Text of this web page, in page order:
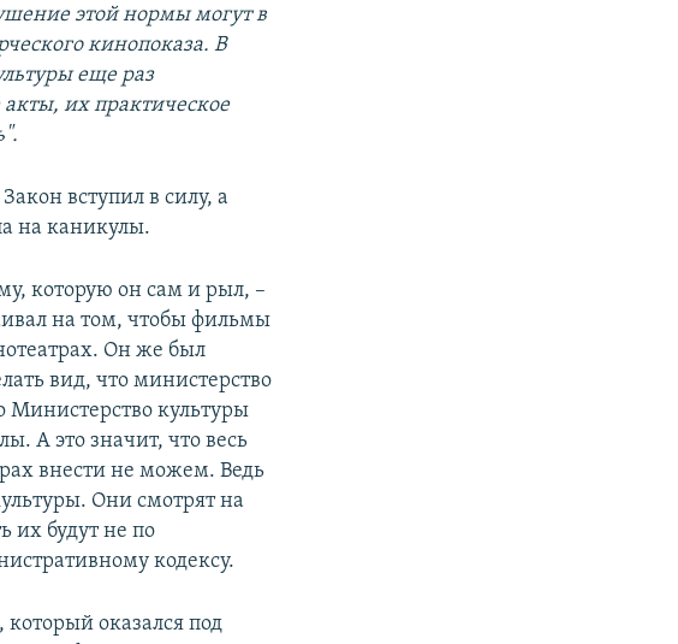
этой нормы могут в
кинопоказа. В
еще раз
их практическое
вступил в силу, а
на каникулы.
которую он сам и рыл, –
на том, чтобы фильмы
Он же был
вид, что министерство
культуры
А это значит, что весь
внести не можем. Ведь
Они смотрят на
их будут не по
кодексу.
оказался под